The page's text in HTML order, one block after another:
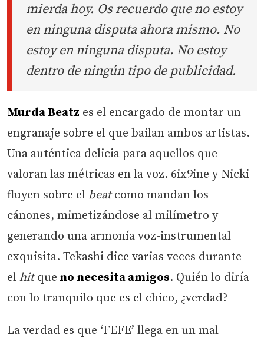
mierda hoy. Os recuerdo que no estoy
en ninguna disputa ahora mismo. No
estoy en ninguna disputa. No estoy
dentro de ningún tipo de publicidad.
Murda Beatz es el encargado de montar un
engranaje sobre el que bailan ambos artistas.
Una auténtica delicia para aquellos que
valoran las métricas en la voz. 6ix9ine y Nicki
fluyen sobre el beatcomo mandan los
cánones, mimetizándose al milímetro y
generando una armonía voz-instrumental
exquisita. Tekashi dice varias veces durante
el hitque no necesita amigos. Quién lo diría
con lo tranquilo que es el chico, ¿verdad?
La verdad es que ‘FEFE’ llega en un mal